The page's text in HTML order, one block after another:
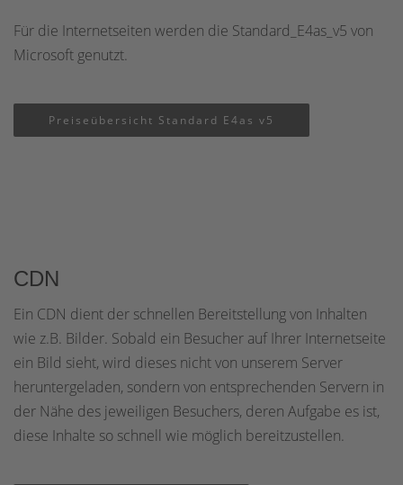
Für die Internetseiten werden die Standard_E4as_v5 von
Microsoft genutzt.
Preiseübersicht Standard E4as v5
CDN
Ein CDN dient der schnellen Bereitstellung von Inhalten
wie z.B. Bilder. Sobald ein Besucher auf Ihrer Internetseite
ein Bild sieht, wird dieses nicht von unserem Server
heruntergeladen, sondern von entsprechenden Servern in
der Nähe des jeweiligen Besuchers, deren Aufgabe es ist,
diese Inhalte so schnell wie möglich bereitzustellen.